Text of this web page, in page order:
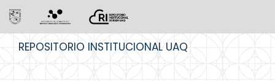
REPOSITORIO INSTITUCIONAL UAQ